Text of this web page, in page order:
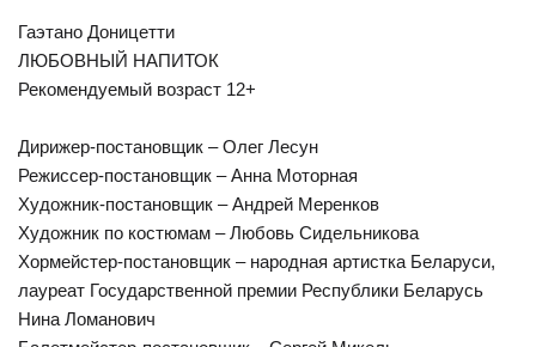
Гаэтано Доницетти
ЛЮБОВНЫЙ НАПИТОК
Рекомендуемый возраст 12+
Дирижер-постановщик – Олег Лесун
Режиссер-постановщик – Анна Моторная
Художник-постановщик – Андрей Меренков
Художник по костюмам – Любовь Сидельникова
Хормейстер-постановщик – народная артистка Беларуси,
лауреат Государственной премии Республики Беларусь
Нина Ломанович